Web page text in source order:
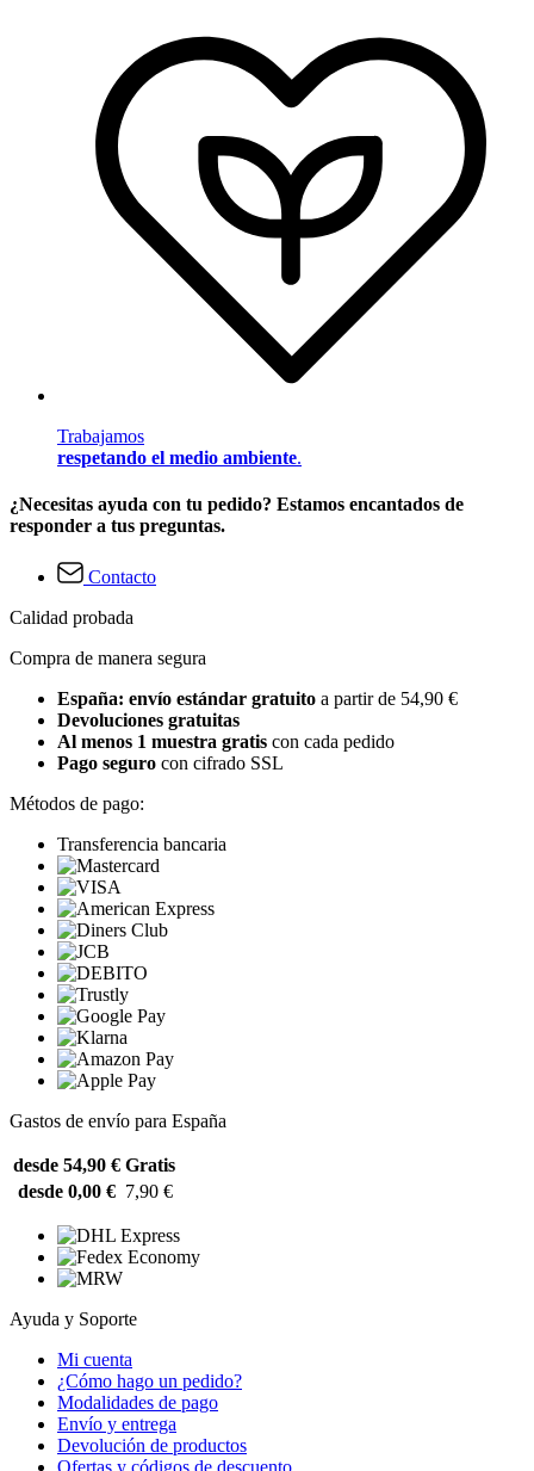
Trabajamos
respetando el medio ambiente.
¿Necesitas ayuda con tu pedido? Estamos encantados de
responder a tus preguntas.
Contacto
Calidad probada
Compra de manera segura
España: envío estándar gratuito a partir de 54,90 €
Devoluciones gratuitas
Al menos 1 muestra gratis con cada pedido
Pago seguro con cifrado SSL
Métodos de pago:
Transferencia bancaria
Gastos de envío para España
desde 54,90 € Gratis
desde 0,00 € 7,90 €
Ayuda y Soporte
Mi cuenta
¿Cómo hago un pedido?
Modalidades de pago
Envío y entrega
Devolución de productos
Ofertas y códigos de descuento